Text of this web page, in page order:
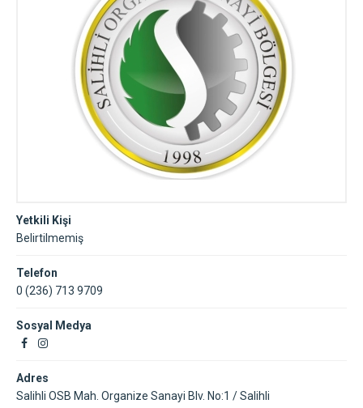
Yetkili Kişi
Belirtilmemiş
Telefon
0 (236) 713 9709
Sosyal Medya
Adres
Salihli OSB Mah. Organize Sanayi Blv. No:1 / Salihli